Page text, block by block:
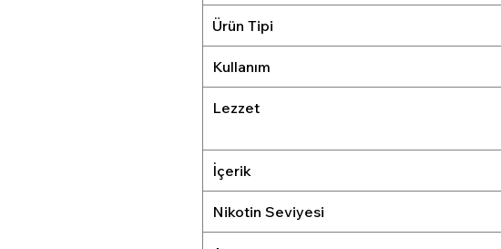
Ürün Tipi
Kullanım
Lezzet
İçerik
Nikotin Seviyesi